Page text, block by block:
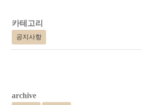
카테고리
공지사항
archive